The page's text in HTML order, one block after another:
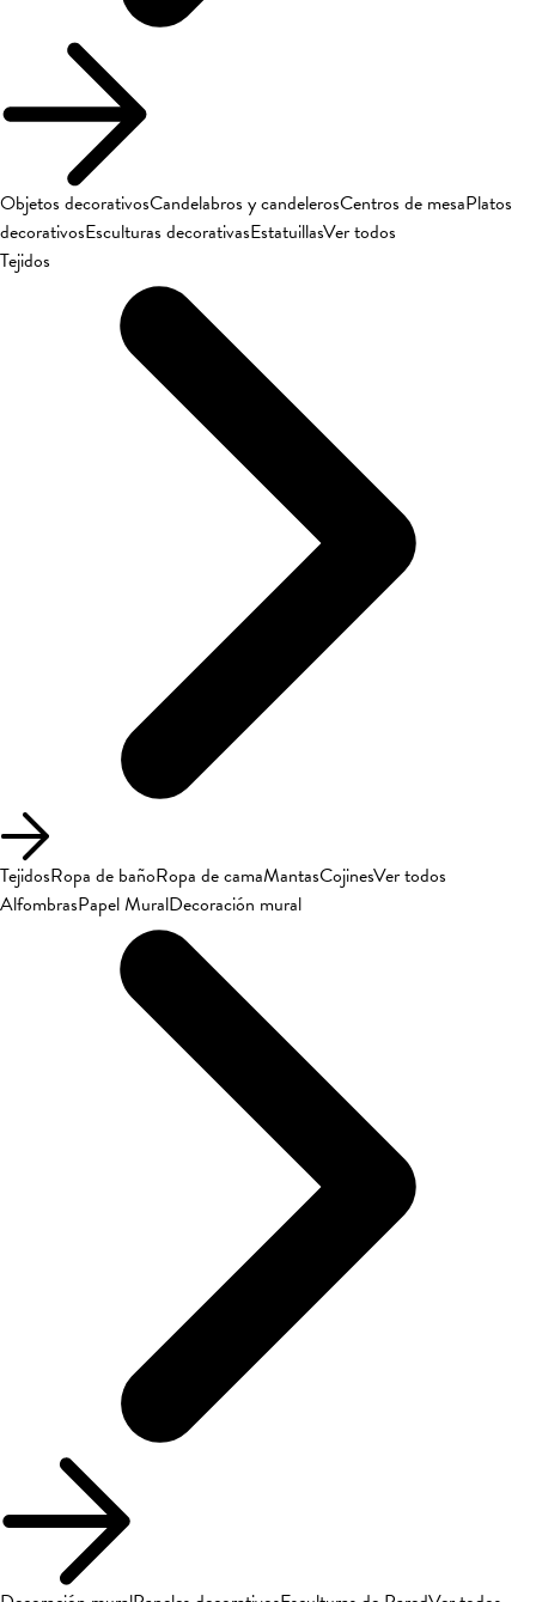
Objetos decorativosCandelabros y candelerosCentros de mesaPlatos
decorativosEsculturas decorativasEstatuillasVer todos
Tejidos
TejidosRopa de bañoRopa de camaMantasCojinesVer todos
AlfombrasPapel MuralDecoración mural